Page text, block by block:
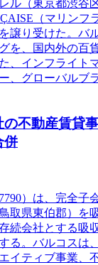
ル（東京都渋谷
（マリンフ
譲り受けた。バ
を、国内外の百
、インフライト
、グローバルブ
不動産賃貸
併
）は、完全子
取県東伯郡）を
続会社とする吸
る。バルコスは
イティブ事業、